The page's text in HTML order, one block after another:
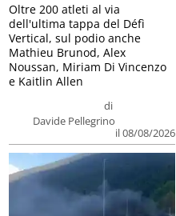
di
Davide Pellegrino
il 08/08/2026
Oltre 200 atleti al via
dell'ultima tappa del Défì
Vertical, sul podio anche
Mathieu Brunod, Alex
Noussan, Miriam Di Vincenzo
e Kaitlin Allen